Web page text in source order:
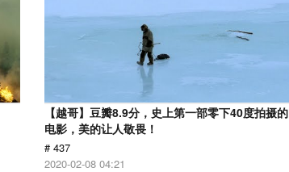
【越哥】豆瓣8.9分，史上第一部零下40度拍摄的
电影，美的让人敬畏！
# 437
2020-02-08 04:21